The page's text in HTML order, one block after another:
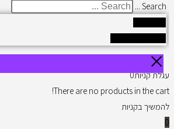
Search ...
עגלת קניות0
There are no products in the cart!
להמשיך בקניות
0